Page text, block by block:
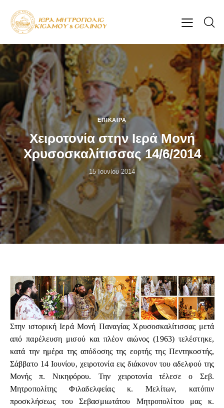
ΕΠΊΚΑΙΡΑ
Χειροτονία στην Ιερά Μονή
Χρυσοσκαλίτισσας 14/6/2014
15 Ιουνίου 2014
Στην ιστορική Ιερά Μονή Παναγίας Χρυσοσκαλίτισσας μετά
από παρέλευση μισού και πλέον αιώνος (1963) τελέστηκε,
κατά την ημέρα της απόδοσης της εορτής της Πεντηκοστής,
Σάββατο 14 Ιουνίου, χειροτονία εις διάκονον του αδελφού της
Μονής π. Νικηφόρου. Την χειροτονία τέλεσε ο Σεβ.
Μητροπολίτης Φιλαδελφείας κ. Μελίτων, κατόπιν
προσκλήσεως του Σεβασμιωτάτου Μητροπολίτου μας κ.